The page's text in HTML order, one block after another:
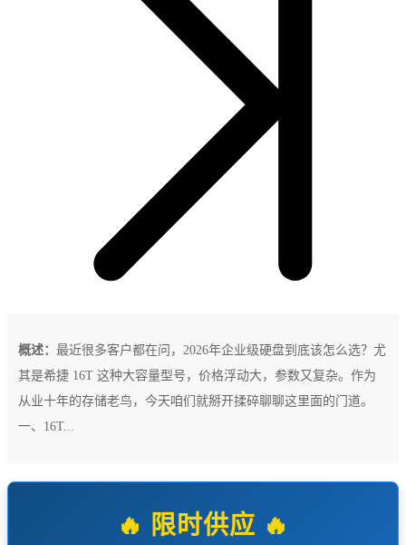
概述： 最近很多客户都在问，2026年企业级硬盘到底该怎么选？尤
其是希捷 16T 这种大容量型号，价格浮动大，参数又复杂。作为
从业十年的存储老鸟，今天咱们就掰开揉碎聊聊这里面的门道。
一、16T...
🔥 限时供应 🔥